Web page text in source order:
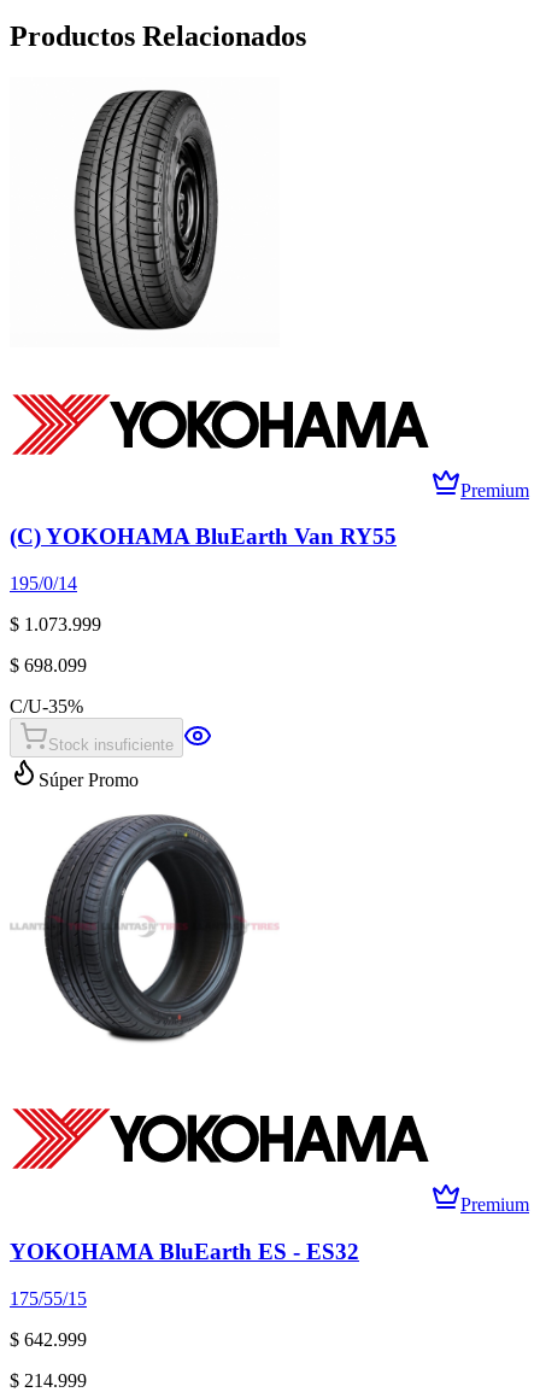
Productos Relacionados
Premium
(C) YOKOHAMA BluEarth Van RY55
195/0/14
$ 1.073.999
$ 698.099
C/U-35%
Stock insuficiente
Súper Promo
Premium
YOKOHAMA BluEarth ES - ES32
175/55/15
$ 642.999
$ 214.999